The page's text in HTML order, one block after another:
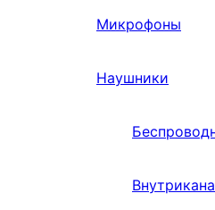
Микрофоны
Наушники